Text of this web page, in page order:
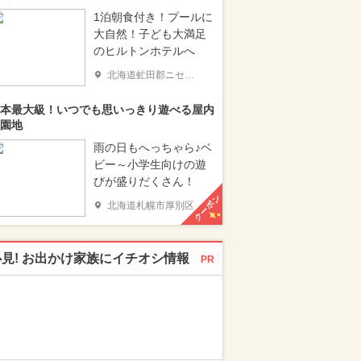
1泊朝食付き！プールに
大自然！子ども大満足
のヒルトンホテルへ
北海道虻田郡ニセコ町
最大級！いつでも思いっきり遊べる屋内
地
雨の日もへっちゃら♪ベ
ビー～小学生向けの遊
びが盛りだくさん！
北海道札幌市厚別区クーポン
! お出かけ家族にイチオシ情報 PR